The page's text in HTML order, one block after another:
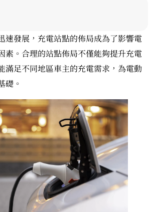
速發展，充電站點的佈局成為了影響電
素。合理的站點佈局不僅能夠提升充電
滿足不同地區車主的充電需求，為電動
礎。